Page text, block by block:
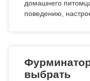
домашнего
поведению,
выбрать